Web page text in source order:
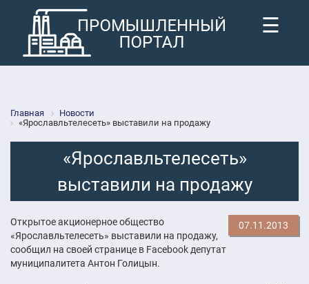
☰
Главная
Новости
«Ярославльтелесеть» выставили на продажу
«Ярославльтелесеть»
выставили на продажу
07.11.2013
Открытое акционерное общество
«Ярославльтелесеть» выставили на продажу,
сообщил на своей странице в Facebook депутат
муниципалитета Антон Голицын.